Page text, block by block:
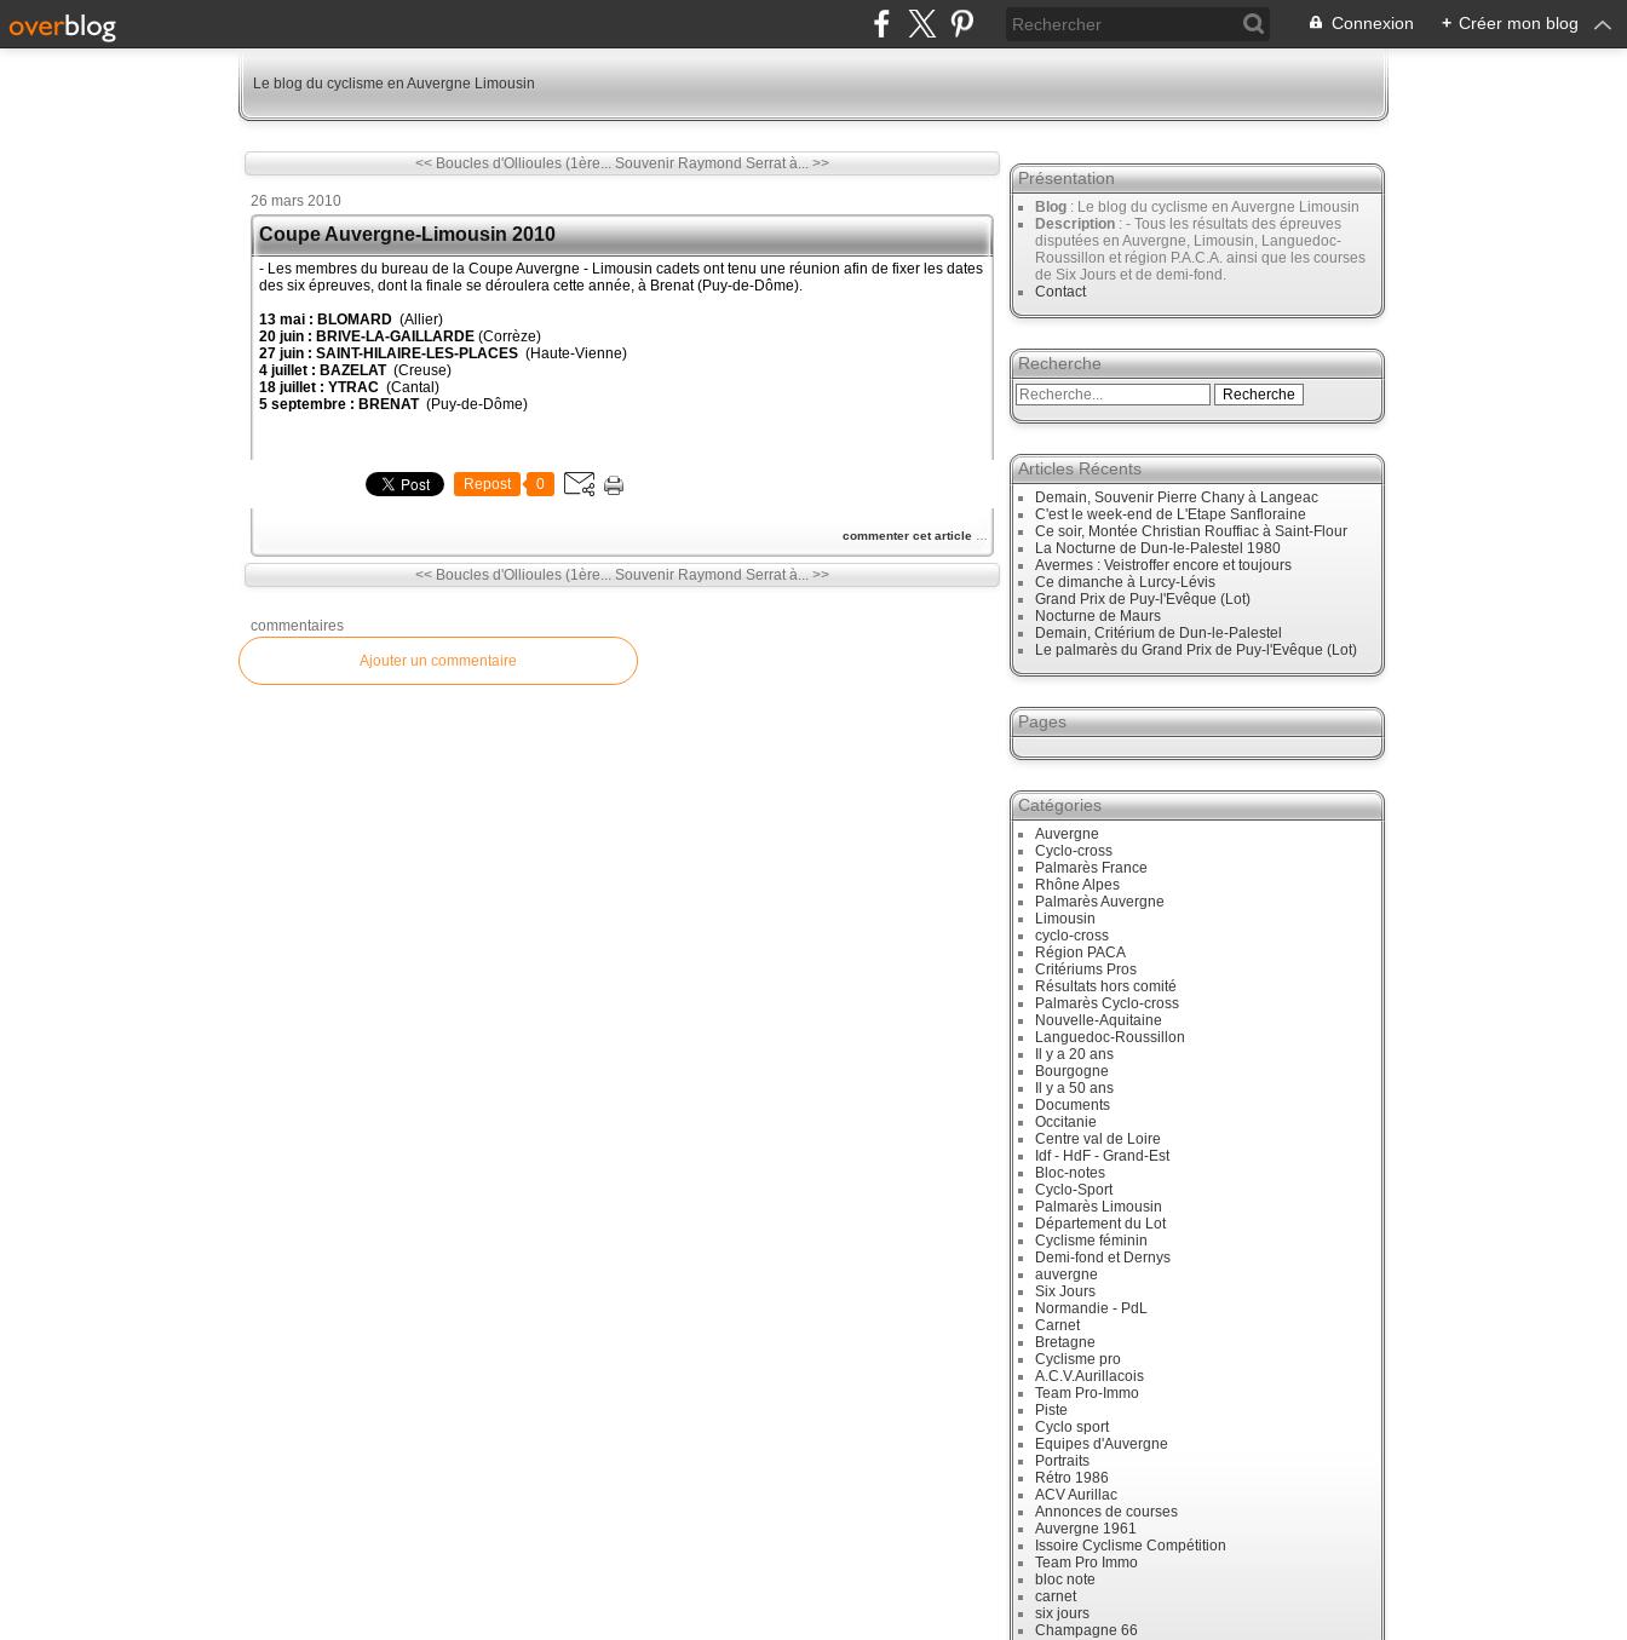
Connexion + Créer mon blog
Le blog du cyclisme en Auvergne Limousin
<< Boucles d'Ollioules (1ère... Souvenir Raymond Serrat à... >>
26 mars 2010
Coupe Auvergne-Limousin 2010
- Les membres du bureau de la Coupe Auvergne - Limousin cadets ont tenu une réunion afin de fixer les dates
des six épreuves, dont la finale se déroulera cette année, à Brenat (Puy-de-Dôme).
13 mai : BLOMARD (Allier)
20 juin : BRIVE-LA-GAILLARDE (Corrèze)
27 juin : SAINT-HILAIRE-LES-PLACES (Haute-Vienne)
4 juillet : BAZELAT (Creuse)
18 juillet : YTRAC (Cantal)
5 septembre : BRENAT (Puy-de-Dôme)
Repost 0
commenter cet article
<< Boucles d'Ollioules (1ère... Souvenir Raymond Serrat à... >>
commentaires
Ajouter un commentaire
Présentation
Blog : Le blog du cyclisme en Auvergne Limousin
Description : - Tous les résultats des épreuves
disputées en Auvergne, Limousin, Languedoc-
Roussillon et région P.A.C.A. ainsi que les courses
de Six Jours et de demi-fond.
Contact
Recherche
Articles Récents
Demain, Souvenir Pierre Chany à Langeac
C'est le week-end de L'Etape Sanfloraine
Ce soir, Montée Christian Rouffiac à Saint-Flour
La Nocturne de Dun-le-Palestel 1980
Avermes : Veistroffer encore et toujours
Ce dimanche à Lurcy-Lévis
Grand Prix de Puy-l'Evêque (Lot)
Nocturne de Maurs
Demain, Critérium de Dun-le-Palestel
Le palmarès du Grand Prix de Puy-l'Evêque (Lot)
Pages
Catégories
Auvergne
Cyclo-cross
Palmarès France
Rhône Alpes
Palmarès Auvergne
Limousin
cyclo-cross
Région PACA
Critériums Pros
Résultats hors comité
Palmarès Cyclo-cross
Nouvelle-Aquitaine
Languedoc-Roussillon
Il y a 20 ans
Bourgogne
Il y a 50 ans
Documents
Occitanie
Centre val de Loire
Idf - HdF - Grand-Est
Bloc-notes
Cyclo-Sport
Palmarès Limousin
Département du Lot
Cyclisme féminin
Demi-fond et Dernys
auvergne
Six Jours
Normandie - PdL
Carnet
Bretagne
Cyclisme pro
A.C.V.Aurillacois
Team Pro-Immo
Piste
Cyclo sport
Equipes d'Auvergne
Portraits
Rétro 1986
ACV Aurillac
Annonces de courses
Auvergne 1961
Issoire Cyclisme Compétition
Team Pro Immo
bloc note
carnet
six jours
Champagne 66